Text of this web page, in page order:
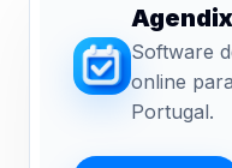
Agendix
Software
online
Portugal.